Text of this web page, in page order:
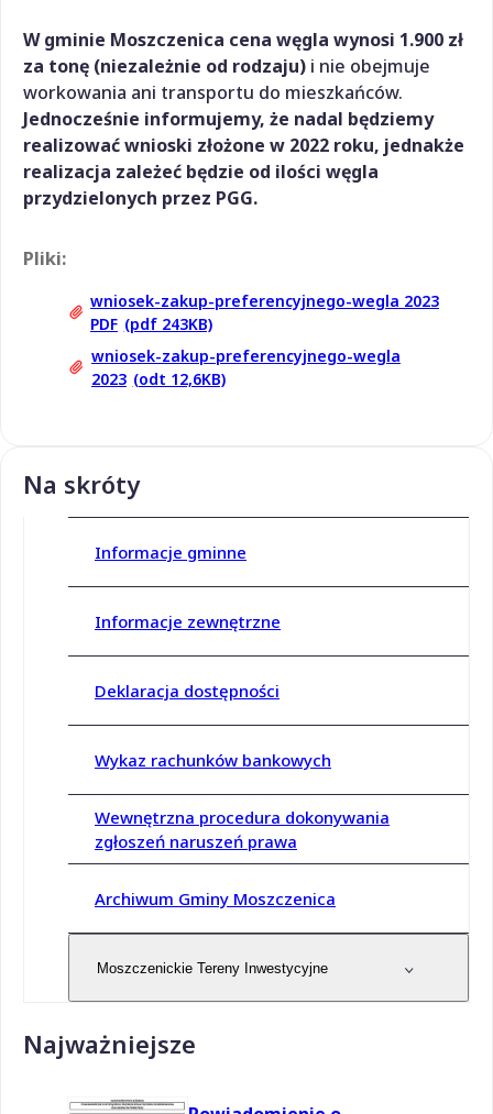
W gminie Moszczenica cena węgla wynosi 1.900 zł
za tonę (niezależnie od rodzaju) i nie obejmuje
workowania ani transportu do mieszkańców.
Jednocześnie informujemy, że nadal będziemy
realizować wnioski złożone w 2022 roku, jednakże
realizacja zależeć będzie od ilości węgla
przydzielonych przez PGG.
Pliki:
wniosek-zakup-preferencyjnego-wegla 2023
PDF (pdf 243KB)
wniosek-zakup-preferencyjnego-wegla
2023 (odt 12,6KB)
Na skróty
Informacje gminne
Informacje zewnętrzne
Deklaracja dostępności
Wykaz rachunków bankowych
Wewnętrzna procedura dokonywania
zgłoszeń naruszeń prawa
Archiwum Gminy Moszczenica
Moszczenickie Tereny Inwestycyjne
Najważniejsze